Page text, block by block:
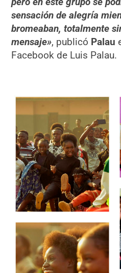
sensación de alegría
bromeaban, totalmente
mensaje», publicó Palau
Facebook de Luis Palau.